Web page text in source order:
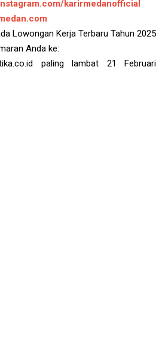
karirmedanofficial
Lowongan Kerja Terbaru Tahun 2025
Anda ke:
paling lambat 21 Februari